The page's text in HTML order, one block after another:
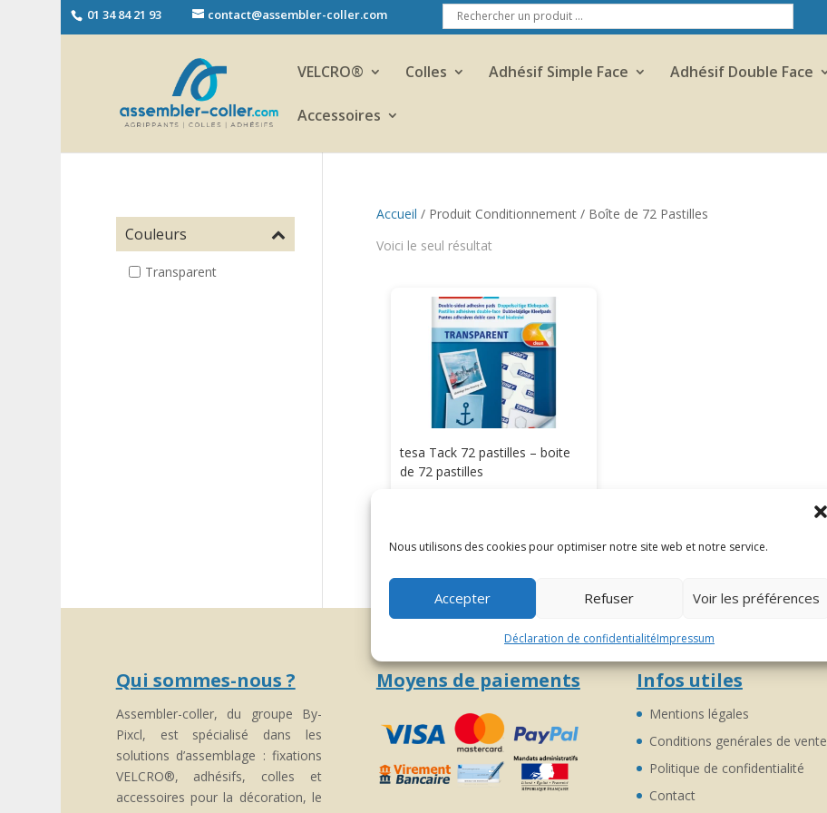
Nous utilisons des cookies pour optimiser notre site web et notre service.
Accepter Refuser Voir les préférences
Déclaration de confidentialitéImpressum
01 34 84 21 93 contact@assembler-coller.com
VELCRO® Colles Adhésif Simple Face Adhésif Double Face
Accessoires
Accueil / Produit Conditionnement / Boîte de 72 Pastilles
Voici le seul résultat
tesa Tack 72 pastilles – boite
de 72 pastilles
Couleurs
Transparent
Qui sommes-nous ?
Assembler-coller, du groupe By-
Pixcl, est spécialisé dans les
solutions d’assemblage : fixations
VELCRO®, adhésifs, colles et
accessoires pour la décoration, le
Moyens de paiements Infos utiles
Mentions légales
Conditions genérales de vente
Politique de confidentialité
Contact